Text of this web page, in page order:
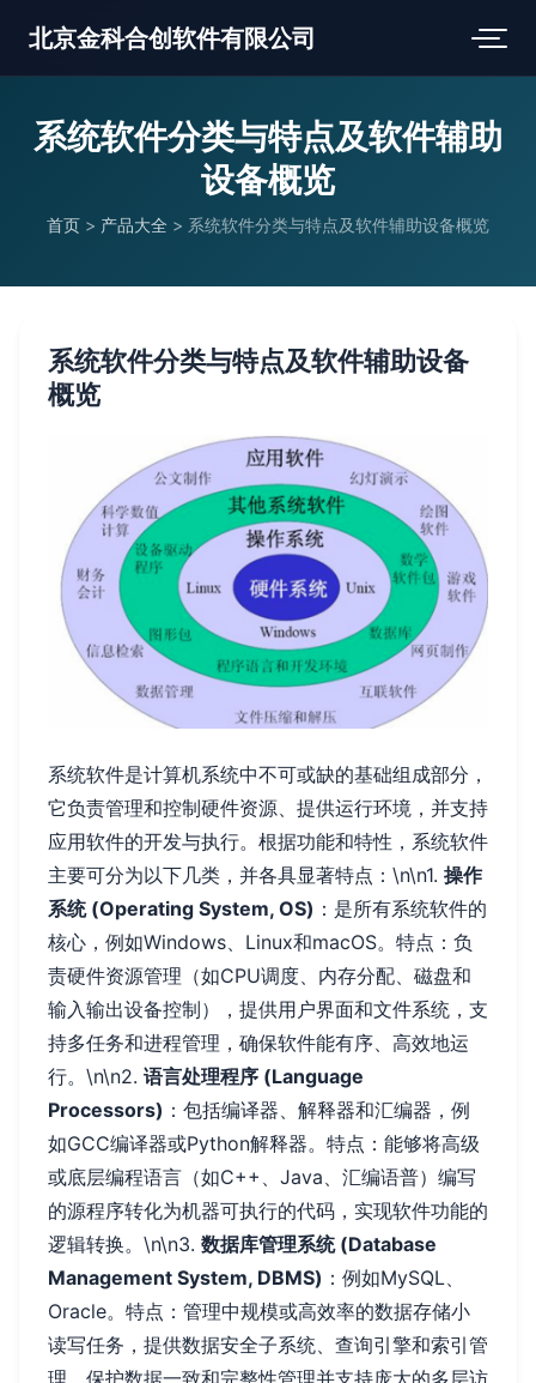
北京金科合创软件有限公司
系统软件分类与特点及软件辅助
设备概览
首页 > 产品大全 > 系统软件分类与特点及软件辅助设备概览
系统软件分类与特点及软件辅助设备
概览
系统软件是计算机系统中不可或缺的基础组成部分，
它负责管理和控制硬件资源、提供运行环境，并支持
应用软件的开发与执行。根据功能和特性，系统软件
主要可分为以下几类，并各具显著特点：\n\n1. 操作
系统 (Operating System, OS) ：是所有系统软件的
核心，例如Windows、Linux和macOS。特点：负
责硬件资源管理（如CPU调度、内存分配、磁盘和
输入输出设备控制），提供用户界面和文件系统，支
持多任务和进程管理，确保软件能有序、高效地运
行。\n\n2. 语言处理程序 (Language
Processors) ：包括编译器、解释器和汇编器，例
如GCC编译器或Python解释器。特点：能够将高级
或底层编程语言（如C++、Java、汇编语普）编写
的源程序转化为机器可执行的代码，实现软件功能的
逻辑转换。\n\n3. 数据库管理系统 (Database
Management System, DBMS) ：例如MySQL、
Oracle。特点：管理中规模或高效率的数据存储小
读写任务，提供数据安全子系统、查询引擎和索引管
理，保护数据一致和完整性管理并支持庞大的多层访